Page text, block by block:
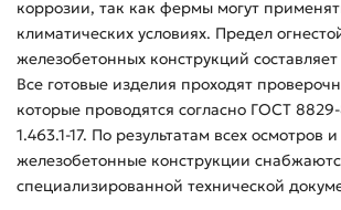
коррозии, так как фермы могут
климатических условиях. Предел
железобетонных конструкций составляет
Все готовые изделия проходят
которые проводятся согласно ГОСТ
1.463.1-17. По результатам всех осмотров
железобетонные конструкции
специализированной технической